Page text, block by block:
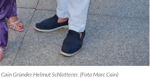
Gründer Helmut Schlotterer. (Foto Marc Cain)